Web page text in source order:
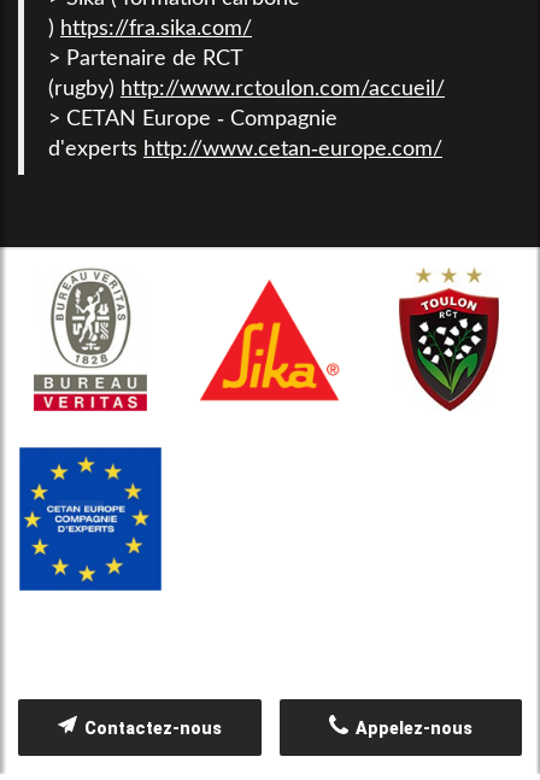
) https://fra.sika.com/
> Partenaire de RCT
(rugby) http://www.rctoulon.com/accueil/
> CETAN Europe - Compagnie
d'experts http://www.cetan-europe.com/
Appelez-nous
Contactez-nous